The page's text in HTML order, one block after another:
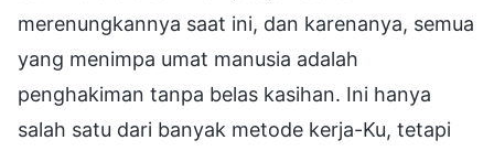
merenungkannya saat ini, dan karenanya, semua
yang menimpa umat manusia adalah
penghakiman tanpa belas kasihan. Ini hanya
salah satu dari banyak metode kerja-Ku, tetapi